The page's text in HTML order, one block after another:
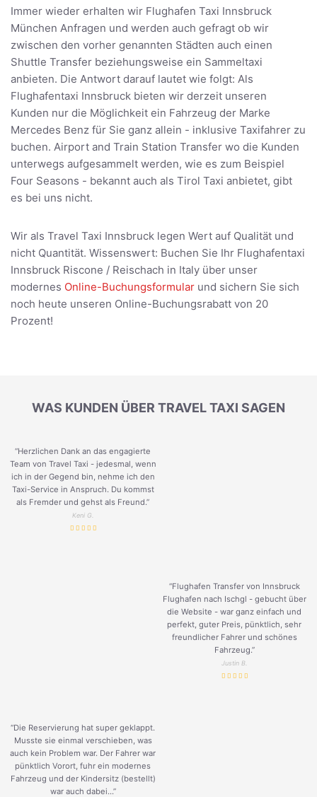
Immer wieder erhalten wir Flughafen Taxi Innsbruck
München Anfragen und werden auch gefragt ob wir
zwischen den vorher genannten Städten auch einen
Shuttle Transfer beziehungsweise ein Sammeltaxi
anbieten. Die Antwort darauf lautet wie folgt: Als
Flughafentaxi Innsbruck bieten wir derzeit unseren
Kunden nur die Möglichkeit ein Fahrzeug der Marke
Mercedes Benz für Sie ganz allein - inklusive Taxifahrer zu
buchen. Airport and Train Station Transfer wo die Kunden
unterwegs aufgesammelt werden, wie es zum Beispiel
Four Seasons - bekannt auch als Tirol Taxi anbietet, gibt
es bei uns nicht.
Wir als Travel Taxi Innsbruck legen Wert auf Qualität und
nicht Quantität. Wissenswert: Buchen Sie Ihr Flughafentaxi
Innsbruck Riscone / Reischach in Italy über unser
modernes Online-Buchungsformular und sichern Sie sich
noch heute unseren Online-Buchungsrabatt von 20
Prozent!
WAS KUNDEN ÜBER TRAVEL TAXI SAGEN
“Herzlichen Dank an das engagierte
Team von Travel Taxi - jedesmal, wenn
ich in der Gegend bin, nehme ich den
Taxi-Service in Anspruch. Du kommst
als Fremder und gehst als Freund.”
Keni G.
“Flughafen Transfer von Innsbruck
Flughafen nach Ischgl - gebucht über
die Website - war ganz einfach und
perfekt, guter Preis, pünktlich, sehr
freundlicher Fahrer und schönes
Fahrzeug.”
Justin B.
“Die Reservierung hat super geklappt.
Musste sie einmal verschieben, was
auch kein Problem war. Der Fahrer war
pünktlich Vorort, fuhr ein modernes
Fahrzeug und der Kindersitz (bestellt)
war auch dabei...”